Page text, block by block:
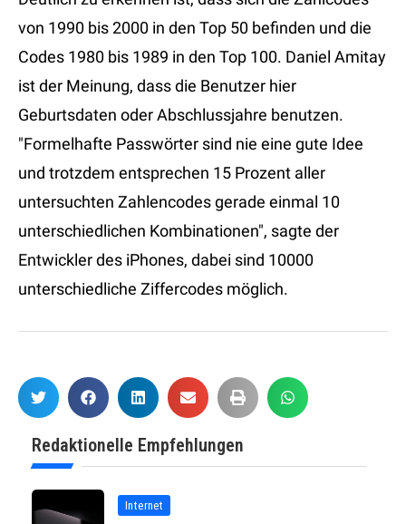
von 1990 bis 2000 in den Top 50 befinden und die
Codes 1980 bis 1989 in den Top 100. Daniel Amitay
ist der Meinung, dass die Benutzer hier
Geburtsdaten oder Abschlussjahre benutzen.
"Formelhafte Passwörter sind nie eine gute Idee
und trotzdem entsprechen 15 Prozent aller
untersuchten Zahlencodes gerade einmal 10
unterschiedlichen Kombinationen", sagte der
Entwickler des iPhones, dabei sind 10000
unterschiedliche Ziffercodes möglich.
Redaktionelle Empfehlungen
Internet